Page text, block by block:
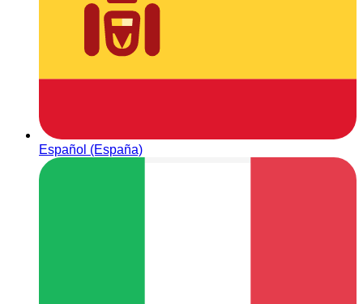
Español (España)